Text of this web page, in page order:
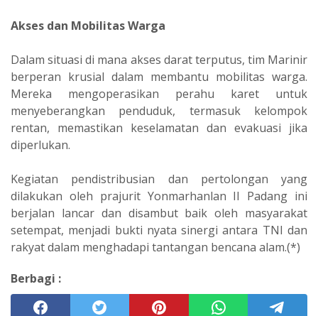
Akses dan Mobilitas Warga
‎Dalam situasi di mana akses darat terputus, tim Marinir
berperan krusial dalam membantu mobilitas warga.
Mereka mengoperasikan perahu karet untuk
menyeberangkan penduduk, termasuk kelompok
rentan, memastikan keselamatan dan evakuasi jika
diperlukan.
‎Kegiatan pendistribusian dan pertolongan yang
dilakukan oleh prajurit Yonmarhanlan II Padang ini
berjalan lancar dan disambut baik oleh masyarakat
setempat, menjadi bukti nyata sinergi antara TNI dan
rakyat dalam menghadapi tantangan bencana alam.(*)
Berbagi :